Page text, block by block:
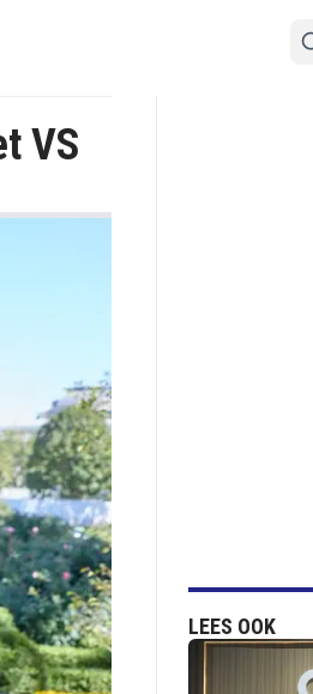
VS
LEES OOK